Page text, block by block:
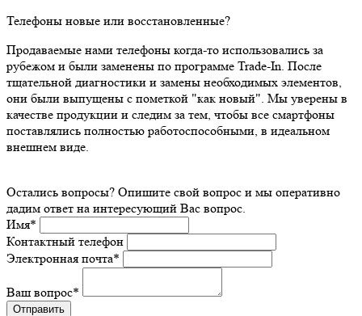
Телефоны новые или восстановленные?
Продаваемые нами телефоны когда-то использовались за
рубежом и были заменены по программе Trade-In. После
тщательной диагностики и замены необходимых элементов,
они были выпущены с пометкой "как новый". Мы уверены в
качестве продукции и следим за тем, чтобы все смартфоны
поставлялись полностью работоспособными, в идеальном
внешнем виде.
Остались вопросы? Опишите свой вопрос и мы оперативно
дадим ответ на интересующий Вас вопрос.
Имя*
Контактный телефон
Электронная почта*
Ваш вопрос*